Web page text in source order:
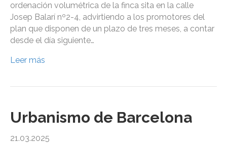
ordenación volumétrica de la finca sita en la calle
Josep Balarí nº2-4, advirtiendo a los promotores del
plan que disponen de un plazo de tres meses, a contar
desde el día siguiente…
Leer más
Urbanismo de Barcelona
21.03.2025